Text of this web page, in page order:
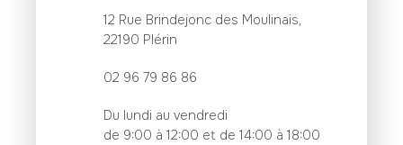
12 Rue Brindejonc des Moulinais,
22190 Plérin
02 96 79 86 86
Du lundi au vendredi
de 9:00 à 12:00 et de 14:00 à 18:00